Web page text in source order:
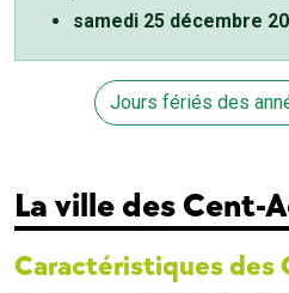
samedi 25 décembre
Jours fériés des
La ville des Cent-
Caractéristiques des